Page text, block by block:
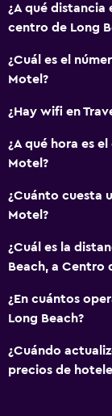
General
Zona de estar
Piso de parquet
Teléfono
Botiquín de
Cámaras CCTV
Sistema de
TV de pantalla
TV por cable o
¿A qué distancia
centro de Long
¿Cuál es el
Motel?
¿Hay wifi en
¿A qué hora es
Motel?
¿Cuánto cuesta
Motel?
¿Cuál es la
Beach, a Centro
¿En cuántos
Long Beach?
¿Cuándo
precios de